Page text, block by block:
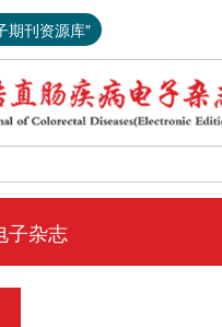
期刊资源库"
子杂志